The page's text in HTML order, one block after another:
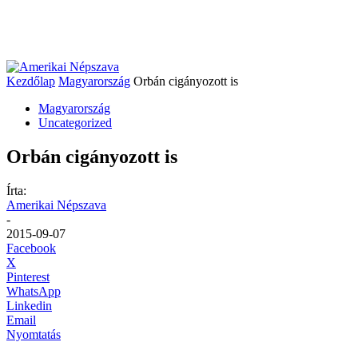
Kezdőlap Magyarország Orbán cigányozott is
Magyarország
Uncategorized
Orbán cigányozott is
Írta:
Amerikai Népszava
-
2015-09-07
Facebook
X
Pinterest
WhatsApp
Linkedin
Email
Nyomtatás